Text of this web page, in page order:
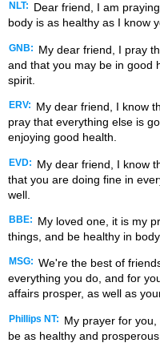
NLT:
Dear friend, I am
body is as healthy as I know
GNB:
My dear friend, I pray
and that you may be in good
spirit.
ERV:
My dear friend, I know
pray that everything else is
enjoying good health.
EVD:
My dear friend, I know
that you are doing fine in
well.
BBE:
My loved one, it is my
things, and be healthy in
MSG: We're the best of
everything you do, and for
affairs prosper, as well as
Phillips NT:
My prayer for
be as healthy and